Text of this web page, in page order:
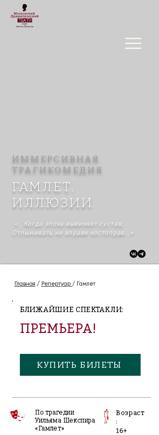
ИММЕРСИВНАЯ
ТРАГИКОМЕДИЯ
ГАМЛЕТ.
ИЛЛЮЗИИ
«...Когда эпоха вывихнет сустав,
Отлынивать не вправе костоправ...»
Главная / Репертуар / Гамлет
БЛИЖАЙШИЕ СПЕКТАКЛИ:
ПРЕМЬЕРА!
КУПИТЬ БИЛЕТЫ
По трагедии
Уильяма Шекспира
«Гамлет»
Возраст
:
16+